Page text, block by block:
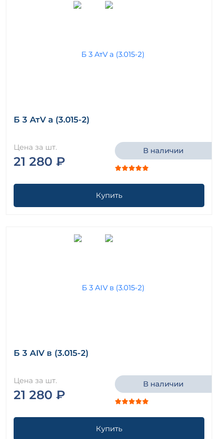
Б 3 АтV а (3.015-2)
Цена за шт.
21 280 ₽
В наличии
Купить
Б 3 АIV в (3.015-2)
Цена за шт.
21 280 ₽
В наличии
Купить